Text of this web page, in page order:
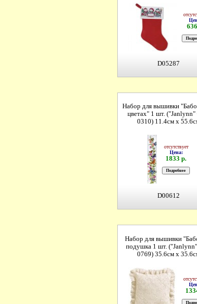
D05287
Набор для вышивки
цветах" 1 шт. ("Janlynn"
0310) 11.4см х
отсутствует
Цена:
1833 р.
D00612
Набор для вышивки
подушка 1 шт.
0769) 35.6см х